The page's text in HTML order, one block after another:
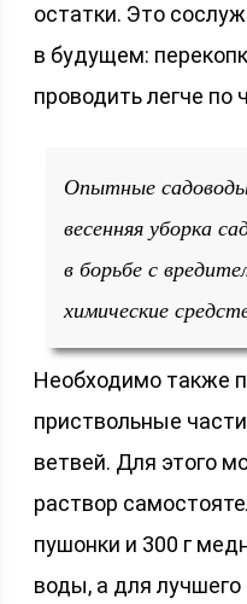
остатки. Это
в будущем:
проводить легче по
Опытные
весенняя уборка
в борьбе с
химические
Необходимо также
приствольные
ветвей. Для этого
раствор
пушонки и 300 г
воды, а для